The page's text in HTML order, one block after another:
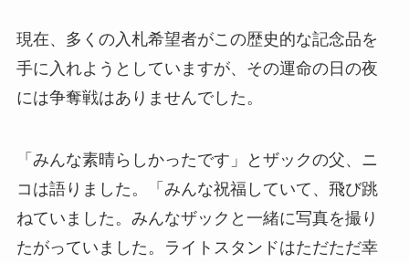
現在、多くの入札希望者がこの歴史的な記念品を
手に入れようとしていますが、その運命の日の夜
には争奪戦はありませんでした。
「みんな素晴らしかったです」とザックの父、ニ
コは語りました。「みんな祝福していて、飛び跳
ねていました。みんなザックと一緒に写真を撮り
たがっていました。ライトスタンドはただただ幸